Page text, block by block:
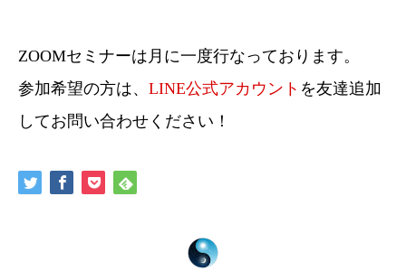
ZOOMセミナーは月に一度行なっております。
参加希望の方は、 LINE公式アカウント を友達追加
してお問い合わせください！